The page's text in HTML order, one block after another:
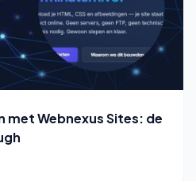
met Webnexus Sites: de